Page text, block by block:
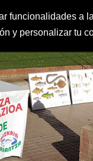
funcionalidades a
y personalizar tu
Y PROTECCIÓN AL